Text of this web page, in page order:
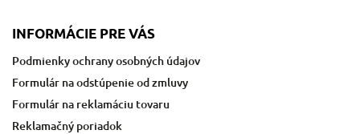
INFORMÁCIE PRE VÁS
Podmienky ochrany osobných údajov
Formulár na odstúpenie od zmluvy
Formulár na reklamáciu tovaru
Reklamačný poriadok